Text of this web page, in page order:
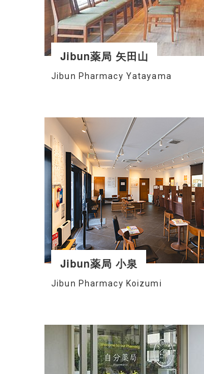
Jibun薬局 矢田山
Jibun Pharmacy Yatayama
Jibun薬局 小泉
Jibun Pharmacy Koizumi